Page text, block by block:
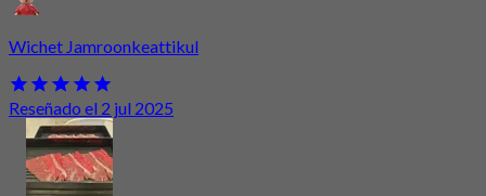
Wichet Jamroonkeattikul
Reseñado el 2 jul 2025